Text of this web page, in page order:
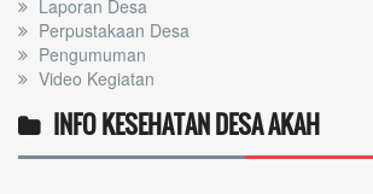
Laporan Desa
Perpustakaan Desa
Pengumuman
Video Kegiatan
INFO KESEHATAN DESA AKAH